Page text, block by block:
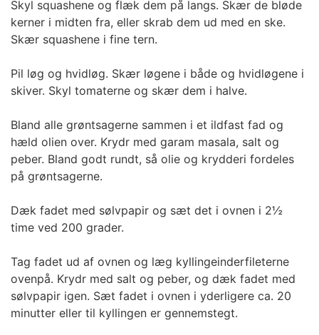
Skyl squashene og flæk dem på langs. Skær de bløde
kerner i midten fra, eller skrab dem ud med en ske.
Skær squashene i fine tern.
Pil løg og hvidløg. Skær løgene i både og hvidløgene i
skiver. Skyl tomaterne og skær dem i halve.
Bland alle grøntsagerne sammen i et ildfast fad og
hæld olien over. Krydr med garam masala, salt og
peber. Bland godt rundt, så olie og krydderi fordeles
på grøntsagerne.
Dæk fadet med sølvpapir og sæt det i ovnen i 2½
time ved 200 grader.
Tag fadet ud af ovnen og læg kyllingeinderfileterne
ovenpå. Krydr med salt og peber, og dæk fadet med
sølvpapir igen. Sæt fadet i ovnen i yderligere ca. 20
minutter eller til kyllingen er gennemstegt.